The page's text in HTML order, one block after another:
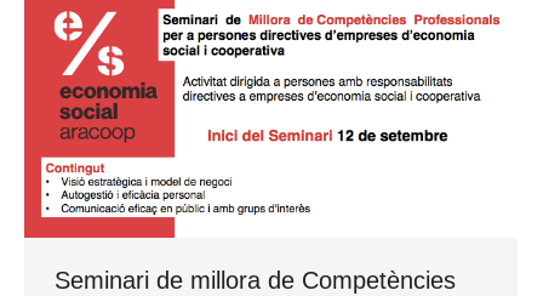
Seminari de millora de Competències